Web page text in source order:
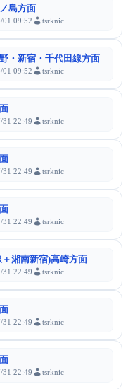
島方面
01 09:52 tsrknic
・新宿・千代田線方面
01 09:52 tsrknic
31 22:49 tsrknic
31 22:49 tsrknic
31 22:49 tsrknic
湘南新宿)高崎方面
31 22:49 tsrknic
31 22:49 tsrknic
31 22:49 tsrknic